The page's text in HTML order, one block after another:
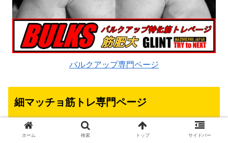
バルクアップ専門ページ
細マッチョ筋トレ専門ページ
ホーム 検索 トップ サイドバー